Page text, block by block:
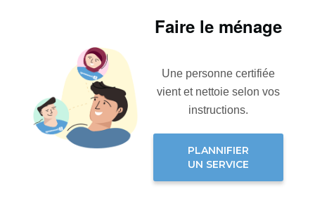
Faire le ménage
Une personne certifiée
vient et nettoie selon vos
instructions.
PLANNIFIER
UN SERVICE